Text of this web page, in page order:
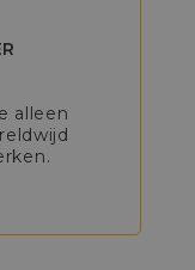
alleen